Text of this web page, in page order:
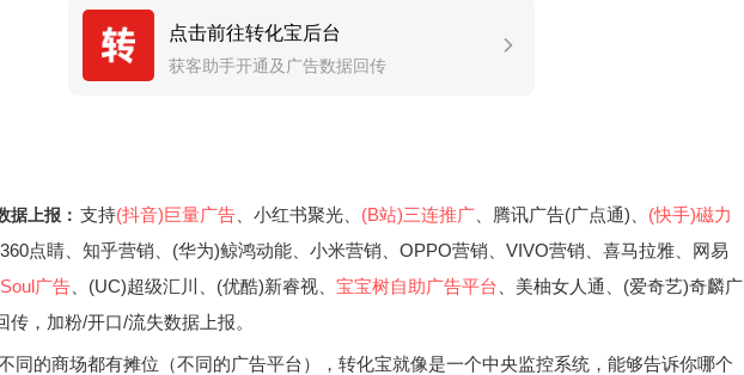
点击前往转化宝后台
获客助手开通及广告数据回传
据上报： 支持(抖音)巨量广告 、小红书聚光、 (B站)三连推广 、腾讯广告(广点通)、 (快手)磁力
360点睛、知乎营销、(华为)鲸鸿动能、小米营销、OPPO营销、VIVO营销、喜马拉雅、网易
Soul广告 、(UC)超级汇川、(优酷)新睿视、 宝宝树自助广告平台 、美柚女人通、(爱奇艺)奇麟广
传，加粉/开口/流失数据上报。
同的商场都有摊位（不同的广告平台），转化宝就像是一个中央监控系统，能够告诉你哪个